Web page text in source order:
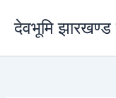
content
देवभूमि